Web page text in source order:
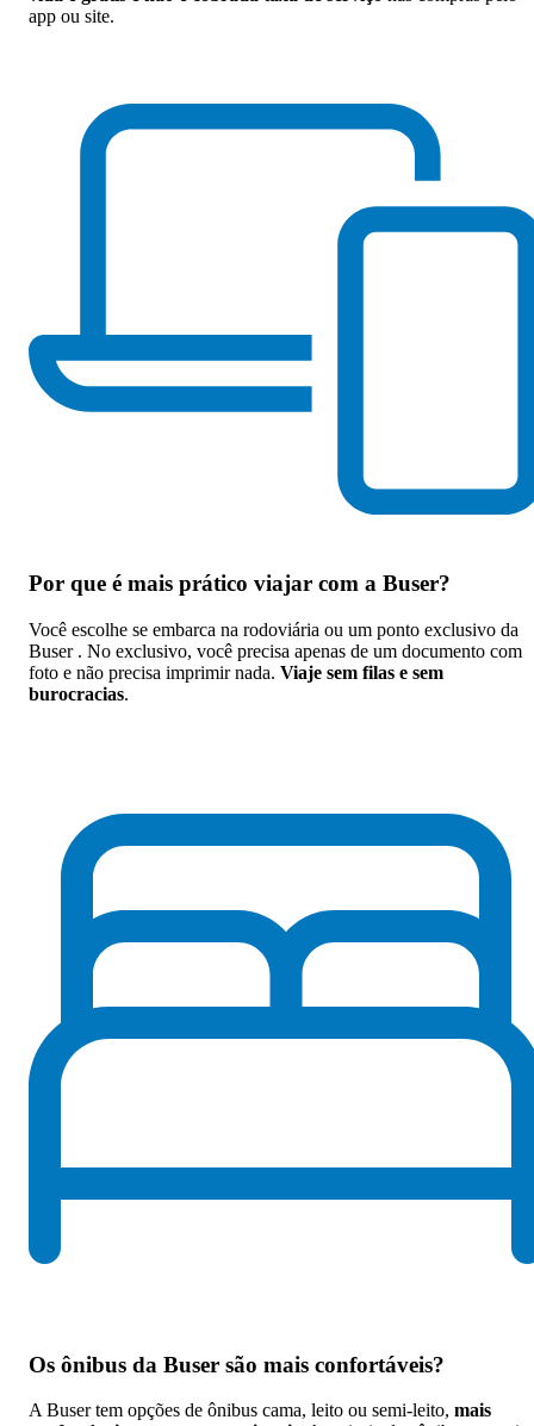
app ou site.
Por que é mais prático viajar com a Buser?
Você escolhe se embarca na rodoviária ou um ponto exclusivo da
Buser . No exclusivo, você precisa apenas de um documento com
foto e não precisa imprimir nada. Viaje sem filas e sem
burocracias.
Os ônibus da Buser são mais confortáveis?
A Buser tem opções de ônibus cama, leito ou semi-leito, mais